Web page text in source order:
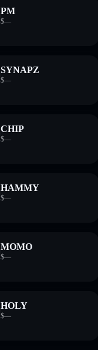
PM
$—
SYNAPZ
$—
CHIP
$—
HAMMY
$—
MOMO
$—
HOLY
$—